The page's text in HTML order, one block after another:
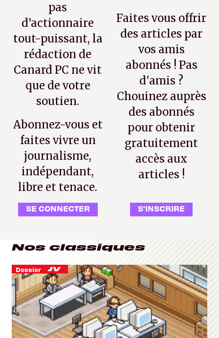
pas
d’actionnaire
tout-puissant, la
rédaction de
Canard PC ne vit
que de votre
soutien.
Abonnez-vous et
faites vivre un
journalisme,
indépendant,
libre et tenace.
SE CONNECTER
Faites vous offrir
des articles par
vos amis
abonnés ! Pas
d'amis ?
Chouinez auprès
des abonnés
pour obtenir
gratuitement
accès aux
articles !
S'INSCRIRE
Nos classiques
Dossier